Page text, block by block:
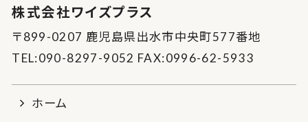
株式会社ワイズプラス
〒899-0207 鹿児島県出水市中央町577番地
TEL:090-8297-9052 FAX:0996-62-5933
ホーム